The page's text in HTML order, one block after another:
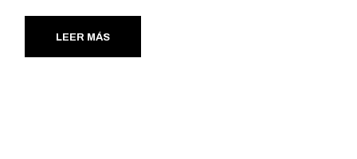
LEER MÁS